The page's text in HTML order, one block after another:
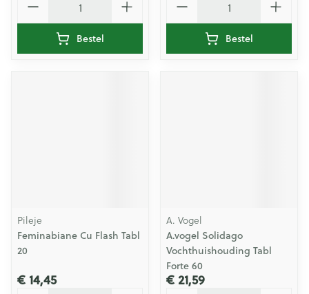
Bestel Bestel
Pileje
Feminabiane Cu Flash Tabl
20
€ 14,45
A. Vogel
A.vogel Solidago
Vochthuishouding Tabl
Forte 60
€ 21,59